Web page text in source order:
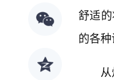
舒适
的各